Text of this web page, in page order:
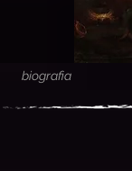
biografia